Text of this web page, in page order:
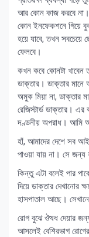
আর কোন কাজ করবে না।
কোন ইনফেকশনে গিয়ে
হয়ে যাবে, তখন
ফেলবে।
কখন কবে কোনটা খাবেন
ডাক্তার। ডাক্তার মানে
অমুক মিয়া না, ডাক্তার
রেজিস্টার্ড ডাক্তার। এর
দণ্ডনীয় অপরাধ। আমি
হাঁ, আমাদের দেশে সব
পাওয়া যায় না। সে জন্য
কিন্তু এটা বলেই পার
দিয়ে ডাক্তার দেখানোর
হাসপাতাল আছে।
রোগ বুঝে ঔষধ দেয়ার
আসলেই বেশিরভাগ